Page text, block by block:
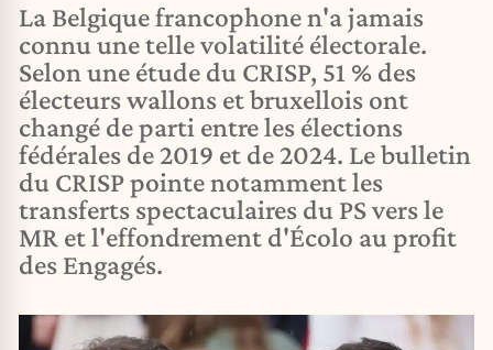
La Belgique francophone n'a jamais
connu une telle volatilité électorale.
Selon une étude du CRISP, 51 % des
électeurs wallons et bruxellois ont
changé de parti entre les élections
fédérales de 2019 et de 2024. Le bulletin
du CRISP pointe notamment les
transferts spectaculaires du PS vers le
MR et l'effondrement d'Écolo au profit
des Engagés.